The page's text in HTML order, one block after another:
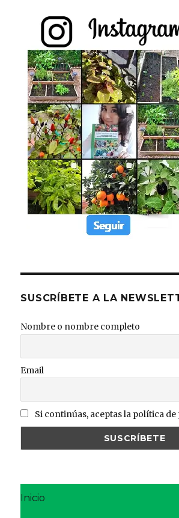
SUSCRÍBETE A LA
Nombre o nombre completo
Email
Si continúas, aceptas la política
Inicio